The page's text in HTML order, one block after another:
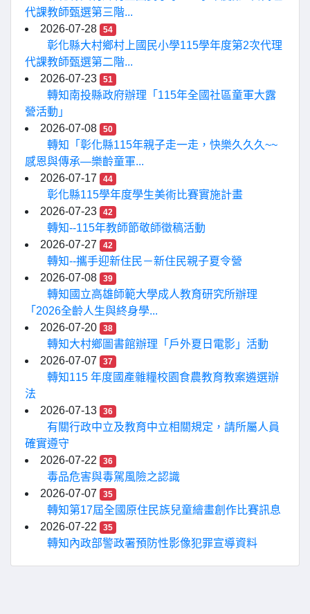
代課教師甄選第三階...
2026-07-28
54
彰化縣大村鄉村上國民小學115學年度第2次代理
代課教師甄選第二階...
2026-07-23
51
轉知南投縣政府辦理「115年全國社區童軍大露
營活動」
2026-07-08
50
轉知「彰化縣115年親子走一走，快樂久久久~~
感恩與傳承—樂齡童軍...
2026-07-17
44
彰化縣115學年度學生美術比賽實施計畫
2026-07-23
42
轉知--115年教師節敬師徵稿活動
2026-07-27
42
轉知--攜手迎新住民－新住民親子夏令營
2026-07-08
39
轉知國立高雄師範大學成人教育研究所辦理
「2026全齡人生與終身學...
2026-07-20
38
轉知大村鄉圖書館辦理「戶外夏日電影」活動
2026-07-07
37
轉知115 年度國產雜糧校園食農教育教案遴選辦
法
2026-07-13
36
有關行政中立及教育中立相關規定，請所屬人員
確實遵守
2026-07-22
36
毒品危害與毒駕風險之認識
2026-07-07
35
轉知第17屆全國原住民族兒童繪畫創作比賽訊息
2026-07-22
35
轉知內政部警政署預防性影像犯罪宣導資料